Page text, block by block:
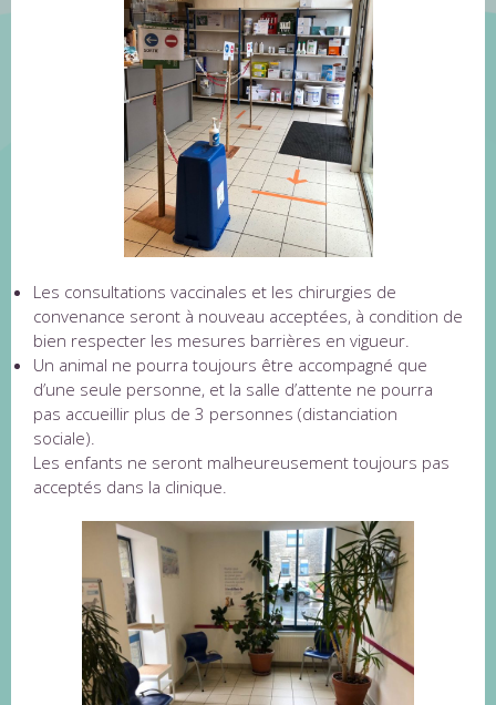
Les consultations vaccinales et les chirurgies de
convenance seront à nouveau acceptées, à condition de
bien respecter les mesures barrières en vigueur.
Un animal ne pourra toujours être accompagné que
d’une seule personne, et la salle d’attente ne pourra
pas accueillir plus de 3 personnes (distanciation
sociale).
Les enfants ne seront malheureusement toujours pas
acceptés dans la clinique.